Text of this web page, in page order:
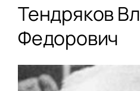
Тендряков
Федорович